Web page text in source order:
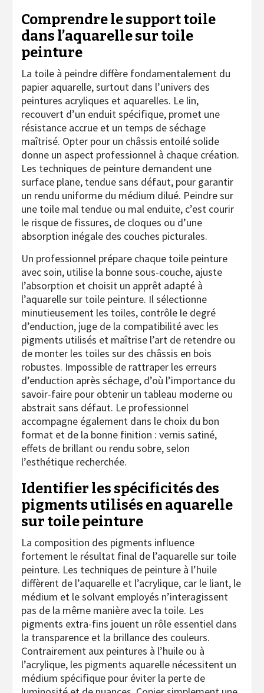
Comprendre le support toile
dans l’aquarelle sur toile
peinture
La toile à peindre diffère fondamentalement du
papier aquarelle, surtout dans l’univers des
peintures acryliques et aquarelles. Le lin,
recouvert d’un enduit spécifique, promet une
résistance accrue et un temps de séchage
maîtrisé. Opter pour un châssis entoilé solide
donne un aspect professionnel à chaque création.
Les techniques de peinture demandent une
surface plane, tendue sans défaut, pour garantir
un rendu uniforme du médium dilué. Peindre sur
une toile mal tendue ou mal enduite, c’est courir
le risque de fissures, de cloques ou d’une
absorption inégale des couches picturales.
Un professionnel prépare chaque toile peinture
avec soin, utilise la bonne sous-couche, ajuste
l’absorption et choisit un apprêt adapté à
l’aquarelle sur toile peinture. Il sélectionne
minutieusement les toiles, contrôle le degré
d’enduction, juge de la compatibilité avec les
pigments utilisés et maîtrise l’art de retendre ou
de monter les toiles sur des châssis en bois
robustes. Impossible de rattraper les erreurs
d’enduction après séchage, d’où l’importance du
savoir-faire pour obtenir un tableau moderne ou
abstrait sans défaut. Le professionnel
accompagne également dans le choix du bon
format et de la bonne finition : vernis satiné,
effets de brillant ou rendu sobre, selon
l’esthétique recherchée.
Identifier les spécificités des
pigments utilisés en aquarelle
sur toile peinture
La composition des pigments influence
fortement le résultat final de l’aquarelle sur toile
peinture. Les techniques de peinture à l’huile
diffèrent de l’aquarelle et l’acrylique, car le liant, le
médium et le solvant employés n’interagissent
pas de la même manière avec la toile. Les
pigments extra-fins jouent un rôle essentiel dans
la transparence et la brillance des couleurs.
Contrairement aux peintures à l’huile ou à
l’acrylique, les pigments aquarelle nécessitent un
médium spécifique pour éviter la perte de